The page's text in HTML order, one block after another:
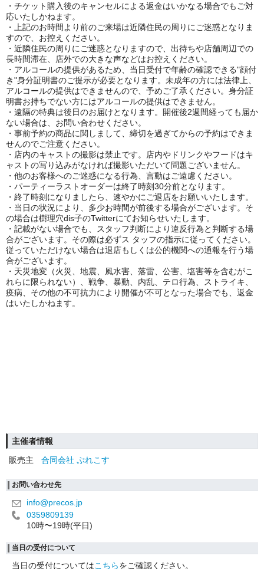
・チケット購入後のキャンセルによる返金はいかなる場合でもご対
応いたしかねます。
・上記のお時間より前のご来場は近隣住民の周りにご迷惑となりま
すので、お控えください。
・近隣住民の周りにご迷惑となりますので、出待ちや店舗周辺での
長時間滞在、店外での大きな声などはお控えください。
・アルコールの提供があるため、当日受付で年齢の確認できる"顔付
き"身分証明書のご提示が必要となります。未成年の方には法律上、
アルコールの提供はできませんので、予めご了承ください。身分証
明書お持ちでない方にはアルコールの提供はできません。
・遠隔の特典は後日のお届けとなります。開催後2週間経っても届か
ない場合は、お問い合わせください。
・事前予約の商品に関しまして、締切を過ぎてからの予約はできま
せんのでご注意ください。
・店内のキャストの撮影は禁止です。店内やドリンクやフードはキ
ャストの写り込みがなければ撮影いただいて問題ございません。
・他のお客様へのご迷惑になる行為、言動はご遠慮ください。
・パーティーラストオーダーは終了時刻30分前となります。
・終了時刻になりましたら、速やかにご退店をお願いいたします。
・当日の状況により、多少お時間が前後する場合がございます。そ
の場合は樹理穴dis子のTwitterにてお知らせいたします。
・記載がない場合でも、スタッフ判断により違反行為と判断する場
合がございます。その際は必ずス タッフの指示に従ってください。
従っていただけない場合は退店もしくは公的機関への通報を行う場
合がございます。
・天災地変（火災、地震、風水害、落雷、公害、塩害等を含むがこ
れらに限られない）、戦争、暴動、内乱、テロ行為、ストライキ、
疫病、その他の不可抗力により開催が不可となった場合でも、返金
はいたしかねます。
主催者情報
販売主
合同会社 ぷれこす
お問い合わせ先
info@precos.jp
0359809139
10時〜19時(平日)
当日の受付について
当日の受付についてはこちらをご確認ください。